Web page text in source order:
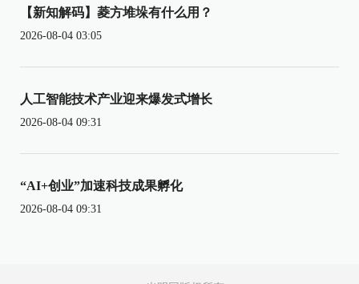
【新知解码】菱方堆垛有什么用？
2026-08-04 03:05
人工智能技术产业迎来爆发式增长
2026-08-04 09:31
“AI+创业”加速科技成果孵化
2026-08-04 09:31